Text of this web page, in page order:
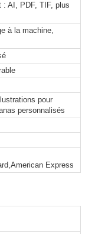
: AI, PDF, TIF, plus
à la machine,
pour
personnalisés
Express